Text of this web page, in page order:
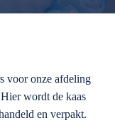
voor onze afdeling
wordt de kaas
en verpakt.